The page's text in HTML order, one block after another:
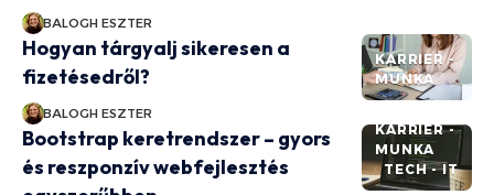
BALOGH ESZTER
KARRIER -
MUNKA
Hogyan tárgyalj sikeresen a
fizetésedről?
BALOGH ESZTER
KARRIER -
MUNKA
TECH - IT
Bootstrap keretrendszer – gyors
és reszponzív webfejlesztés